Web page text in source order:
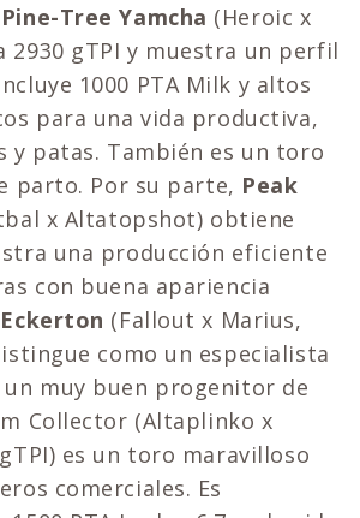
Pine-Tree Yamcha (Heroic x
2930 gTPI y muestra un perfil
1000 PTA Milk y altos
para una vida productiva,
y patas. También es un toro
parto. Por su parte, Peak
x Altatopshot) obtiene
una producción eficiente
con buena apariencia
(Fallout x Marius,
como un especialista
muy buen progenitor de
Collector (Altaplinko x
es un toro maravilloso
comerciales. Es